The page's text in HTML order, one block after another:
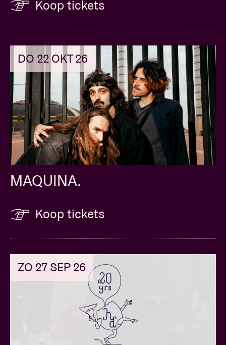
Koop tickets
DO 22 OKT 26
MAQUINA.
Koop tickets
ZO 27 SEP 26